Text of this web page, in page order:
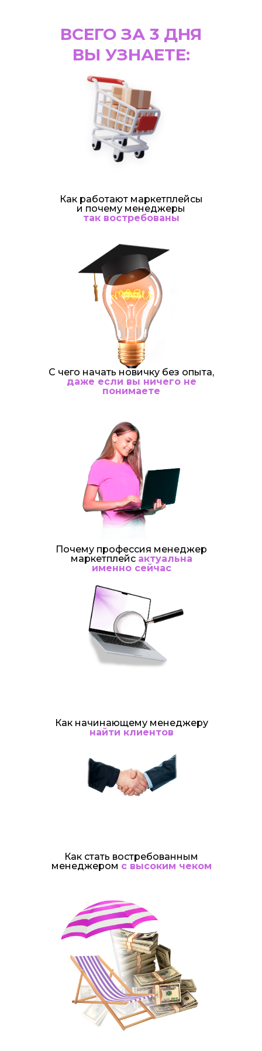
ВСЕГО ЗА 3 ДНЯ
ВЫ УЗНАЕТЕ:
Как стать востребованным
менеджером с высоким чеком
Как работают маркетплейсы
и почему менеджеры
так востребованы
Почему профессия менеджер
маркетплейс актуальна
именно сейчас
Как начинающему менеджеру
найти клиентов
С чего начать новичку без опыта,
даже если вы ничего не
понимаете